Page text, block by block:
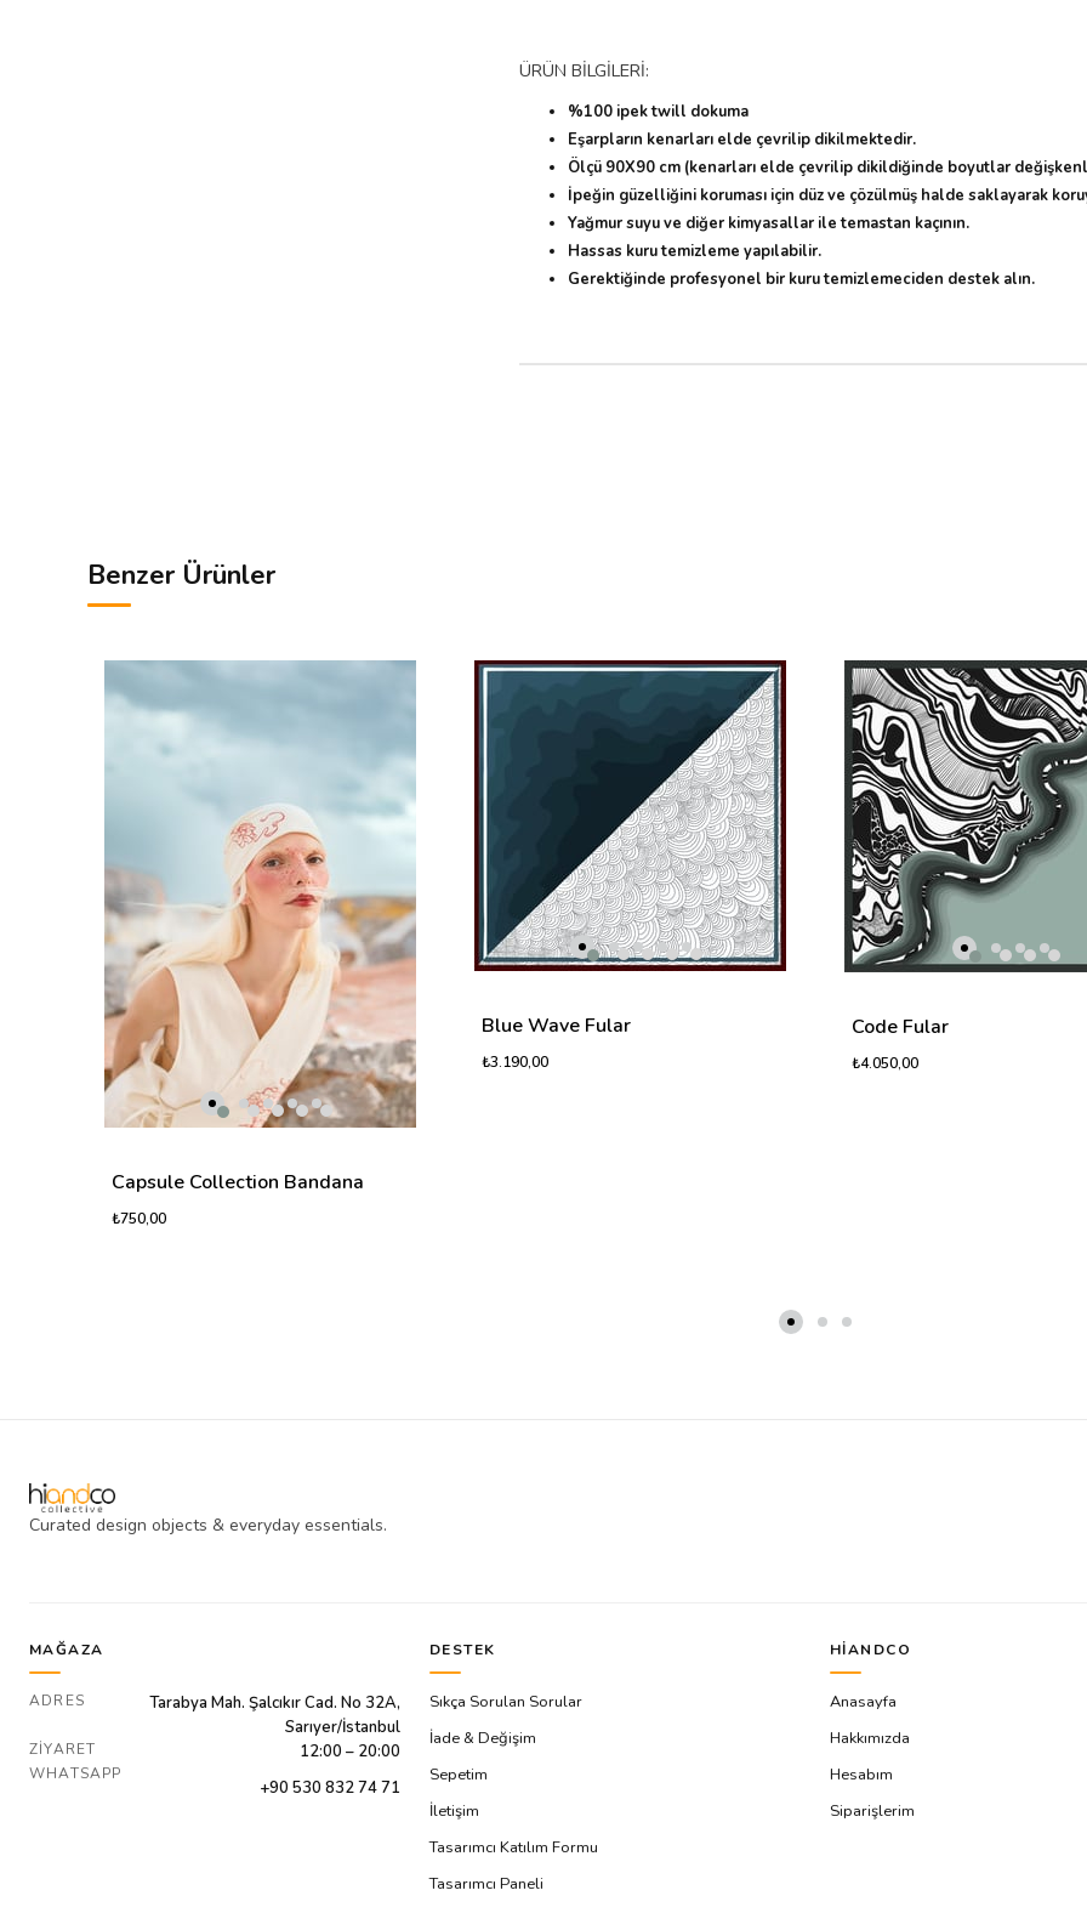
ÜRÜN BİLGİLERİ:
%100 ipek twill dokuma
Eşarpların kenarları elde çevrilip dikilmektedir.
Ölçü 90X90 cm (kenarları elde çevrilip dikildiğinde boyutlar
İpeğin güzelliğini koruması için düz ve çözülmüş halde saklayarak
Yağmur suyu ve diğer kimyasallar ile temastan kaçının.
Hassas kuru temizleme yapılabilir.
Gerektiğinde profesyonel bir kuru temizlemeciden destek alın.
Benzer Ürünler
Capsule Collection Bandana
₺750,00
Blue Wave Fular
₺3.190,00
Code Fular
₺4.050,00
Curated design objects & everyday essentials.
MAĞAZA
ADRES
Tarabya Mah. Şalcıkır Cad. No 32A,
Sarıyer/İstanbul
ZIYARET 12:00 – 20:00
WHATSAPP
+90 530 832 74 71
DESTEK
Sıkça Sorulan Sorular
İade & Değişim
Sepetim
İletişim
Tasarımcı Katılım Formu
Tasarımcı Paneli
HIANDCO
Anasayfa
Hakkımızda
Hesabım
Siparişlerim